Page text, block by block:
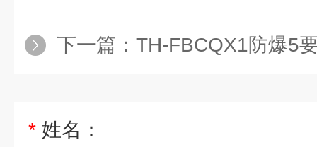
下一篇： TH-FBCQX1防爆5
* 姓名：